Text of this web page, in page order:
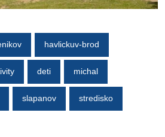
havlickuv-brod
deti michal
slapanov stredisko